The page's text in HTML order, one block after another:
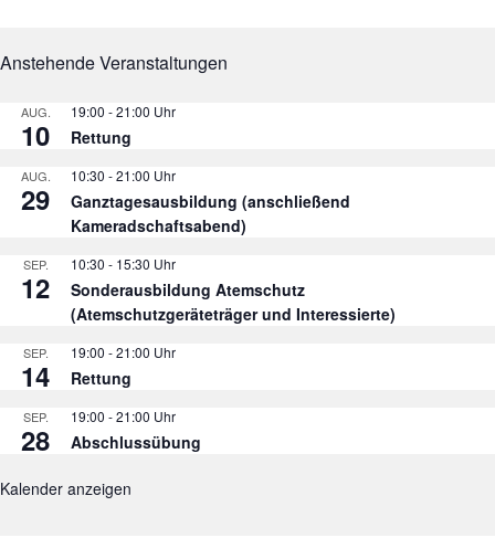
Anstehende Veranstaltungen
AUG.
10
19:00 -21:00
Rettung
AUG.
29
10:30 -21:00
Ganztagesausbildung (anschließend
Kameradschaftsabend)
SEP.
12
10:30 - 15:30
Sonderausbildung Atemschutz
(Atemschutzgeräteträger und Interessierte)
SEP.
14
19:00 -21:00
Rettung
SEP.
28
19:00 -21:00
Abschlussübung
Kalender anzeigen